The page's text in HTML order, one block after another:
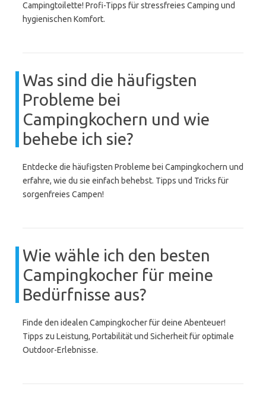
Campingtoilette! Profi-Tipps für stressfreies Camping und
hygienischen Komfort.
Was sind die häufigsten
Probleme bei
Campingkochern und wie
behebe ich sie?
Entdecke die häufigsten Probleme bei Campingkochern und
erfahre, wie du sie einfach behebst. Tipps und Tricks für
sorgenfreies Campen!
Wie wähle ich den besten
Campingkocher für meine
Bedürfnisse aus?
Finde den idealen Campingkocher für deine Abenteuer!
Tipps zu Leistung, Portabilität und Sicherheit für optimale
Outdoor-Erlebnisse.